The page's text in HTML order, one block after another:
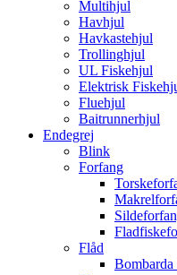
Multihjul
Havhjul
Havkastehjul
Trollinghjul
UL Fiskehjul
Elektrisk
Fluehjul
Baitrunnerhjul
Endegrej
Blink
Forfang
Flåd
Bombarda